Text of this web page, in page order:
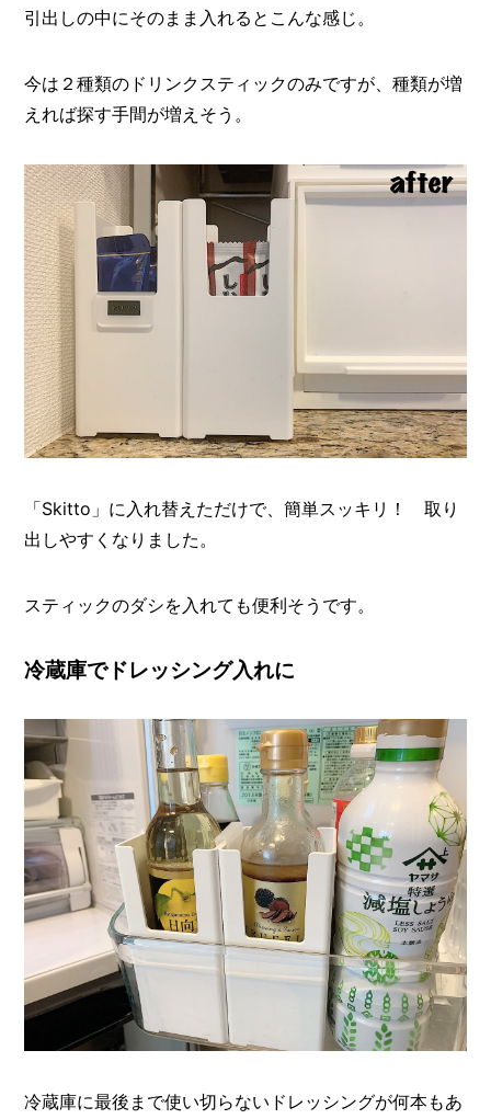
引出しの中にそのまま入れるとこんな感じ。
今は２種類のドリンクスティックのみですが、種類が増
えれば探す手間が増えそう。
「Skitto」に入れ替えただけで、簡単スッキリ！ 取り
出しやすくなりました。
スティックのダシを入れても便利そうです。
冷蔵庫でドレッシング入れに
冷蔵庫に最後まで使い切らないドレッシングが何本もあ